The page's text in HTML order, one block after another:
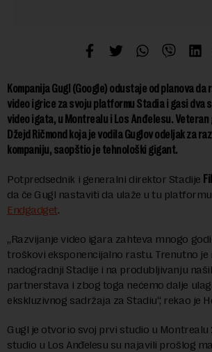
Kompanija Gugl (Google) odustaje od planova da
video igrice za svoju platformu Stadia i gasi dva
video igata, u Montrealu i Los Anđelesu.
Džejd Ričmond koja je vodila Guglov odeljak za
kompaniju, saopštio je tehnološki gigant.
Potpredsednik i generalni direktor Stadije
da če Gugl nastaviti da ulaže u tu
Endgadget.
„Razvijanje video igara zahteva mnogo
troškovi eksponencijalno rastu. Trenutno je
nadogradnji Stadije i na produbljivanju
partnerstava i zbog toga nećemo dalje
ekskluzivnog sadržaja za Stadiu“, rekao je
Gugl je otvorio svoj prvi studio u Montrealu
studio u Los Anđelesu su najavili prošlog